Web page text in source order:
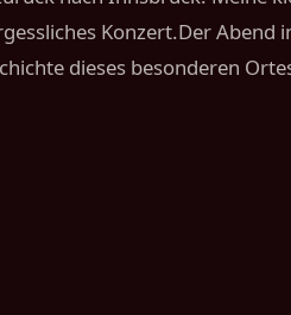
Konzert.Der Abend
dieses besonderen